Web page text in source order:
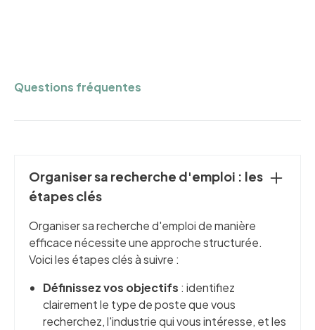
Questions fréquentes
Organiser sa recherche d'emploi : les
étapes clés
Organiser sa recherche d'emploi de manière
efficace nécessite une approche structurée.
Voici les étapes clés à suivre :
Définissez vos objectifs : identifiez
clairement le type de poste que vous
recherchez, l'industrie qui vous intéresse, et les